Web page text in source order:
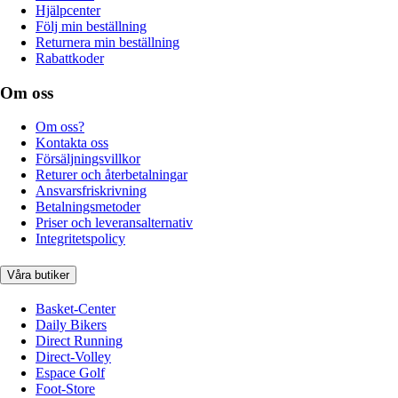
Hjälpcenter
Följ min beställning
Returnera min beställning
Rabattkoder
Om oss
Om oss?
Kontakta oss
Försäljningsvillkor
Returer och återbetalningar
Ansvarsfriskrivning
Betalningsmetoder
Priser och leveransalternativ
Integritetspolicy
Våra butiker
Basket-Center
Daily Bikers
Direct Running
Direct-Volley
Espace Golf
Foot-Store